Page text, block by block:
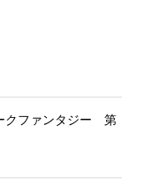
クファンタジー 第